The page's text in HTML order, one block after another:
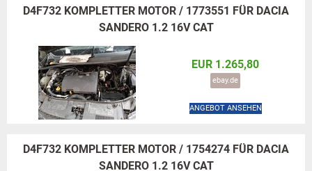
D4F732 KOMPLETTER MOTOR / 1773551 FÜR DACIA
SANDERO 1.2 16V CAT
EUR 1.265,80
ebay.de
ANGEBOT ANSEHEN
D4F732 KOMPLETTER MOTOR / 1754274 FÜR DACIA
SANDERO 1.2 16V CAT